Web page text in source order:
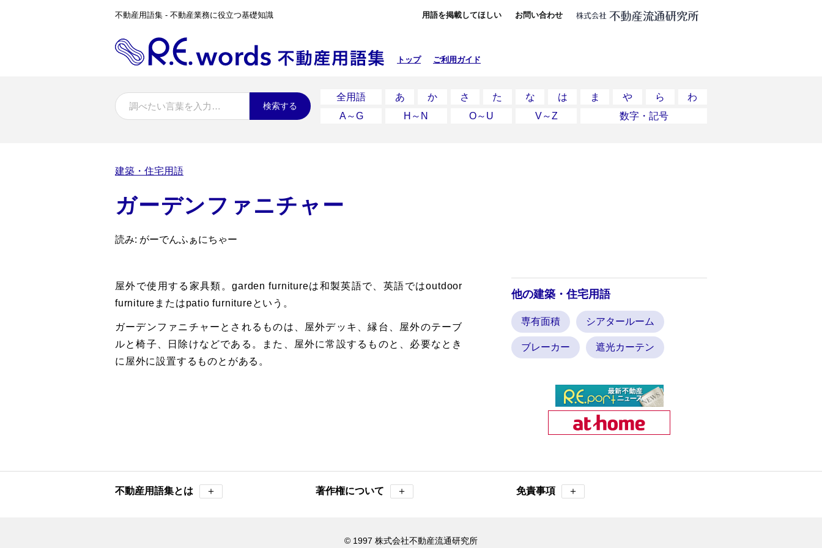
不動産用語集 - 不動産業務に役立つ基礎知識 用語を掲載してほしい お問い合わせ
トップ ご利用ガイド
検索する
全用語 あ か さ た な は ま や ら
わ
A～G
H～N O～U V～Z 数字・記号
建築・住宅用語
ガーデンファニチャー
読み: がーでんふぁにちゃー
屋外で使用する家具類。garden furnitureは和製英語で、英語ではoutdoor
furnitureまたはpatio furnitureという。
ガーデンファニチャーとされるものは、屋外デッキ、縁台、屋外のテーブ
ルと椅子、日除けなどである。また、屋外に常設するものと、必要なとき
に屋外に設置するものとがある。
他の建築・住宅用語
専有面積 シアタールーム
ブレーカー 遮光カーテン
不動産用語集とは ＋ 著作権について ＋ 免責事項 ＋
© 1997 株式会社不動産流通研究所